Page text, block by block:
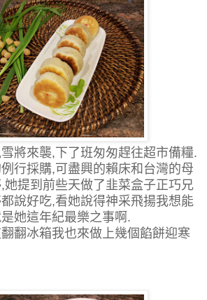
將來襲,下了班匆匆趕往超市備糧.
行採購,可盡興的賴床和台灣的母
她提到前些天做了韭菜盒子正巧兄
說好吃,看她說得神采飛揚我想能
她這年紀最樂之事啊.
翻冰箱我也來做上幾個餡餅迎寒